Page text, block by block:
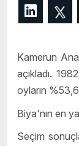
Kamerun
açıkladı.
oyların
Biya'nın en
Seçim